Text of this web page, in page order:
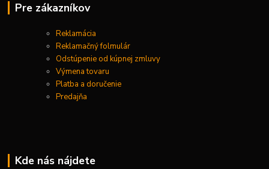
Pre zákazníkov
Reklamácia
Reklamačný folmulár
Odstúpenie od kúpnej zmluvy
Výmena tovaru
Platba a doručenie
Predajňa
Kde nás nájdete